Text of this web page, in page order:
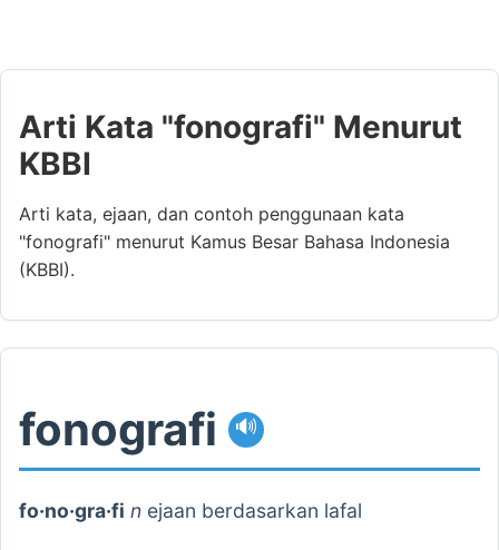
Arti Kata "fonografi" Menurut
KBBI
Arti kata, ejaan, dan contoh penggunaan kata
"fonografi" menurut Kamus Besar Bahasa Indonesia
(KBBI).
fonografi 🔊
fo·no·gra·fi n ejaan berdasarkan lafal